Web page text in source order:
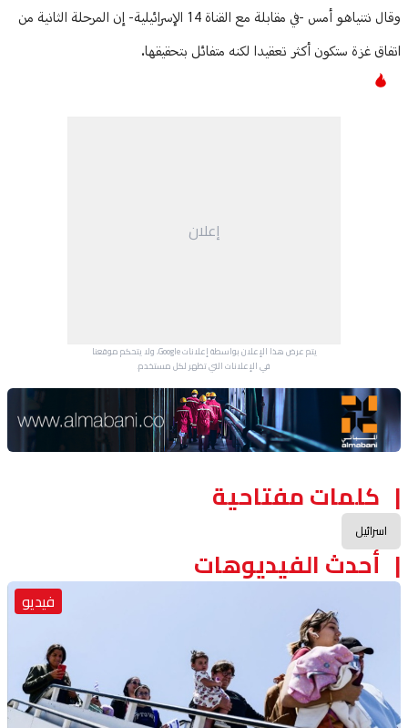
وقال نتنياهو أمس -في مقابلة مع القناة 14 الإسرائيلية- إن المرحلة الثانية من
اتفاق غزة ستكون أكثر تعقيدا لكنه متفائل بتحقيقها.
إعلان
يتم عرض هذا الإعلان بواسطة إعلانات Google، ولا يتحكم موقعنا
في الإعلانات التي تظهر لكل مستخدم.
Advertisement Section
كلمات مفتاحية
اسرائيل
أحدث الفيديوهات
فيديو